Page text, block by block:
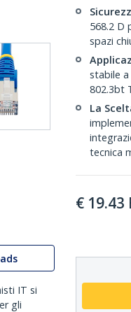
IT si
gli
568.2 D
spazi
stabile a
802.3bt
La
tecnica
€ 19.43